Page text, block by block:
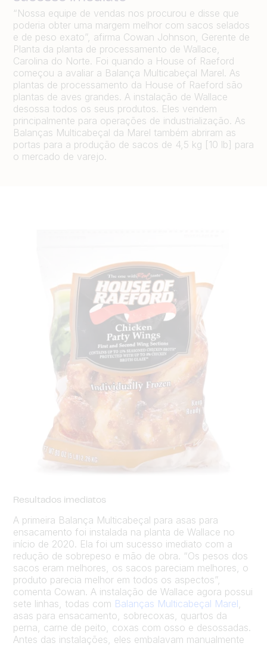
“Nossa equipe de vendas nos procurou e disse que
poderia obter uma margem melhor com sacos selados
e de peso exato”, afirma Cowan Johnson, Gerente de
Planta da planta de processamento de Wallace,
Carolina do Norte. Foi quando a House of Raeford
começou a avaliar a Balança Multicabeçal Marel. As
plantas de processamento da House of Raeford são
plantas de aves grandes. A instalação de Wallace
desossa todos os seus produtos. Eles vendem
principalmente para operações de industrialização. As
Balanças Multicabeçal da Marel também abriram as
portas para a produção de sacos de 4,5 kg [10 lb] para
o mercado de varejo.
Resultados imediatos
A primeira Balança Multicabeçal para asas para
ensacamento foi instalada na planta de Wallace no
início de 2020. Ela foi um sucesso imediato com a
redução de sobrepeso e mão de obra. “Os pesos dos
sacos eram melhores, os sacos pareciam melhores, o
produto parecia melhor em todos os aspectos”,
comenta Cowan. A instalação de Wallace agora possui
sete linhas, todas com Balanças Multicabeçal Marel
asas para ensacamento, sobrecoxas, quartos da
perna, carne de peito, coxas com osso e desossadas.
Antes das instalações, eles embalavam manualmente